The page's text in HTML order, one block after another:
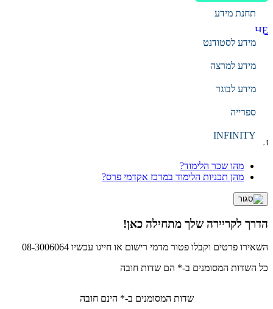
תחנת מידע
מידע לסטודנט
מידע למרצה
מידע לבוגר
ספרייה
INFINITY
HE
עברית
חיפושים נפוצים
מהו שכר הלימוד?
מהן תכניות הלימוד במרכז אקדמי פרס?
הדרך לקריירה שלך מתחילה כאן!
השאירו פרטים וקבלו פטור מדמי רישום או חייגו עכשיו 08-3006064
כל השדות המסומנים ב-* הם שדות חובה
שדות המסומנים ב-* הינם חובה